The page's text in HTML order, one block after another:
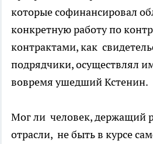
которые софинансировал
конкретную работу по
контрактами, как
подрядчики, осуществлял
вовремя ушедший Кстенин.
Мог ли человек, держащий
отрасли, не быть в курсе